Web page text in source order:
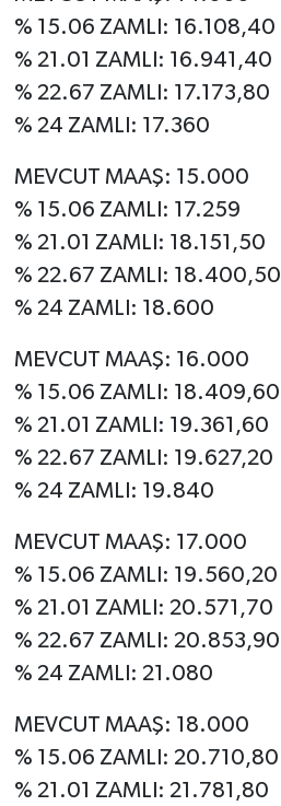
% 15.06 ZAMLI: 16.108,40
% 21.01 ZAMLI: 16.941,40
% 22.67 ZAMLI: 17.173,80
% 24 ZAMLI: 17.360
MEVCUT MAAŞ: 15.000
% 15.06 ZAMLI: 17.259
% 21.01 ZAMLI: 18.151,50
% 22.67 ZAMLI: 18.400,50
% 24 ZAMLI: 18.600
MEVCUT MAAŞ: 16.000
% 15.06 ZAMLI: 18.409,60
% 21.01 ZAMLI: 19.361,60
% 22.67 ZAMLI: 19.627,20
% 24 ZAMLI: 19.840
MEVCUT MAAŞ: 17.000
% 15.06 ZAMLI: 19.560,20
% 21.01 ZAMLI: 20.571,70
% 22.67 ZAMLI: 20.853,90
% 24 ZAMLI: 21.080
MEVCUT MAAŞ: 18.000
% 15.06 ZAMLI: 20.710,80
% 21.01 ZAMLI: 21.781,80